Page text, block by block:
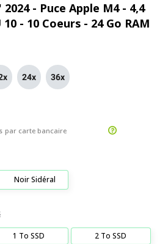
- Puce Apple M4 - 4,4
10 - 10 Coeurs - 24 Go RAM
24x 36x
par carte bancaire
Noir Sidéral
1 To SSD 2 To SSD